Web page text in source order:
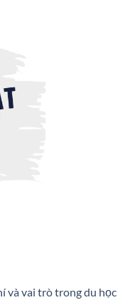
và vai trò trong du học